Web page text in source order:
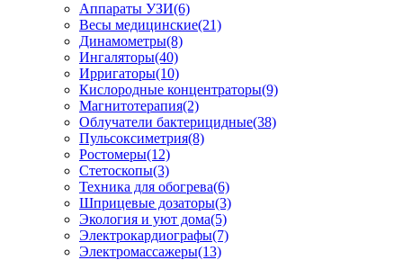
Аппараты УЗИ(6)
Весы медицинские(21)
Динамометры(8)
Ингаляторы(40)
Ирригаторы(10)
Кислородные концентраторы(9)
Магнитотерапия(2)
Облучатели бактерицидные(38)
Пульсоксиметрия(8)
Ростомеры(12)
Стетоскопы(3)
Техника для обогрева(6)
Шприцевые дозаторы(3)
Экология и уют дома(5)
Электрокардиографы(7)
Электромассажеры(13)